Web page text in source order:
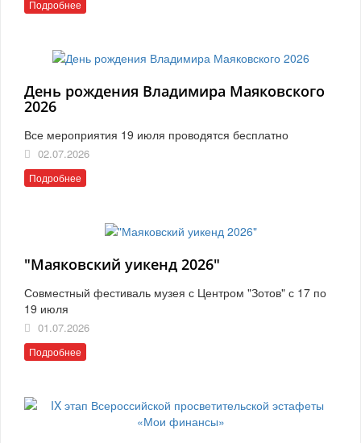
Подробнее
День рождения Владимира Маяковского
2026
Все мероприятия 19 июля проводятся бесплатно
02.07.2026
Подробнее
"Маяковский уикенд 2026"
Совместный фестиваль музея с Центром "Зотов" с 17 по
19 июля
01.07.2026
Подробнее